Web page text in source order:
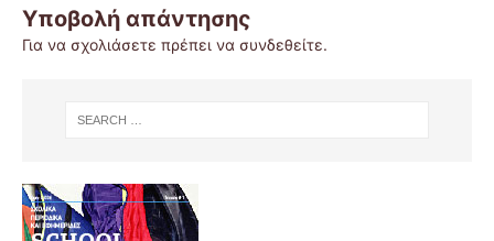
Υποβολή απάντησης
Για να σχολιάσετε πρέπει να συνδεθείτε.